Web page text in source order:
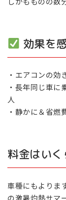
効果を
・エアコンの効
・長年同じ車に
人
・静かに＆省燃
料金はいく
車種にもよりま
の激暑灼熱サマ